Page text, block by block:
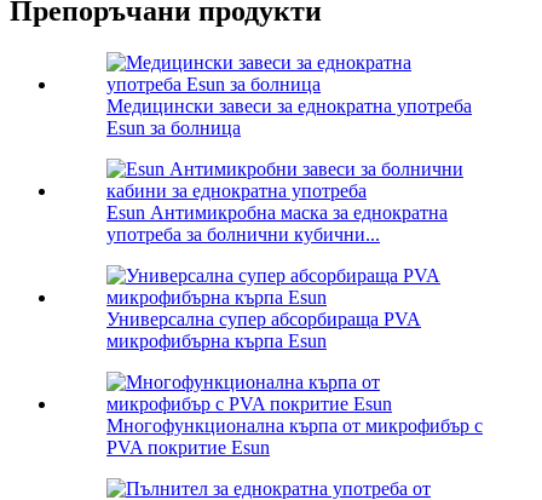
Препоръчани продукти
Медицински завеси за еднократна употреба
Esun за болница
Esun Антимикробна маска за еднократна
употреба за болнични кубични...
Универсална супер абсорбираща PVA
микрофибърна кърпа Esun
Многофункционална кърпа от микрофибър с
PVA покритие Esun